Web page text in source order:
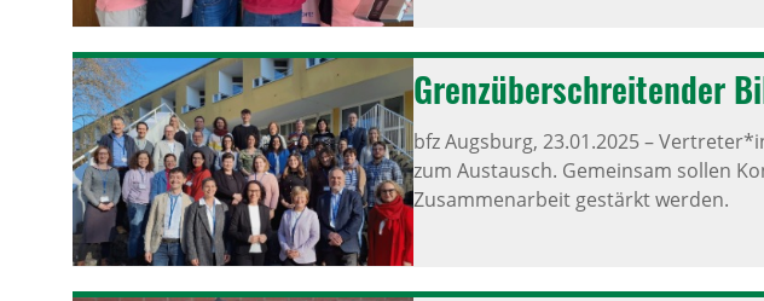
Grenz­über­schrei­tender
bfz Augsburg, 23.01.2025–
zum Austausch. Gemeinsam sollen
Zusammenarbeit gestärkt werden.